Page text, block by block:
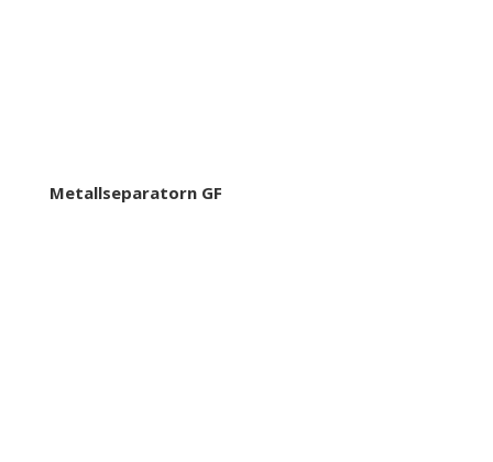
Metallseparatorn GF